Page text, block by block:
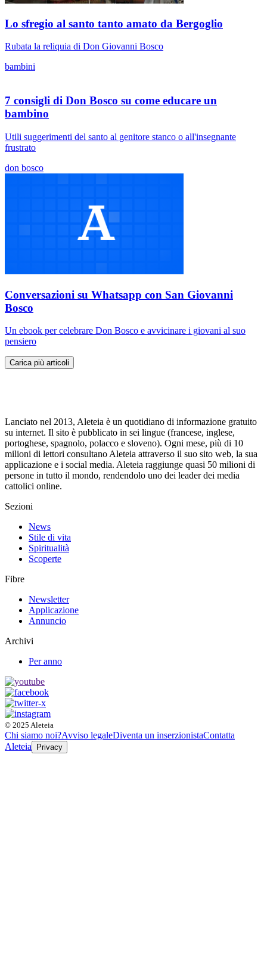
Lo sfregio al santo tanto amato da Bergoglio
Rubata la reliquia di Don Giovanni Bosco
bambini
7 consigli di Don Bosco su come educare un
bambino
Utili suggerimenti del santo al genitore stanco o all'insegnante
frustrato
don bosco
Conversazioni su Whatsapp con San Giovanni
Bosco
Un ebook per celebrare Don Bosco e avvicinare i giovani al suo
pensiero
Carica più articoli
Lanciato nel 2013, Aleteia è un quotidiano di informazione gratuito
su internet. Il sito è pubblicato in sei lingue (francese, inglese,
portoghese, spagnolo, polacco e sloveno). Ogni mese, più di 10
milioni di lettori consultano Aleteia attraverso il suo sito web, la sua
applicazione e i social media. Aleteia raggiunge quasi 50 milioni di
persone in tutto il mondo, rendendolo uno dei leader dei media
cattolici online.
Sezioni
News
Stile di vita
Spiritualità
Scoperte
Fibre
Newsletter
Applicazione
Annuncio
Archivi
Per anno
© 2025 Aleteia
Chi siamo noi?Avviso legaleDiventa un inserzionistaContatta
Aleteia
Privacy